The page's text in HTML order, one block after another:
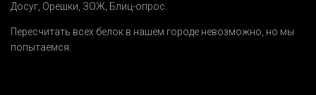
Досуг Орешки ЗОЖ Блиц-опрос
Пересчитать всех белок в нашем городе невозможно, но мы
попытаемся.